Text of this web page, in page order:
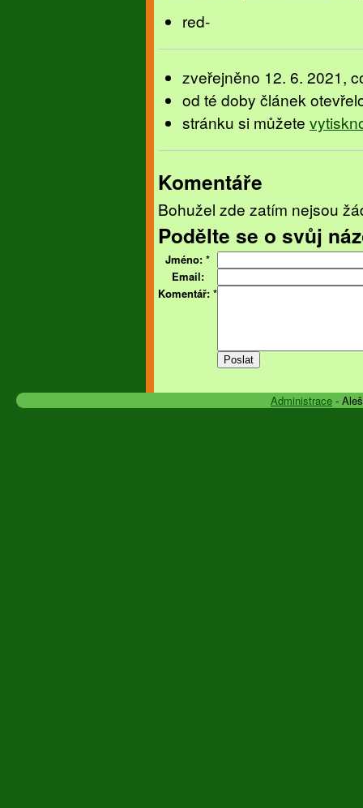
red-
zveřejněno 12. 6. 2021,
od té doby článek
stránku si můžete
Komentáře
Bohužel zde zatím nejsou
Podělte se o svůj
Jméno: *
Email:
Komentář: *
Administrace -